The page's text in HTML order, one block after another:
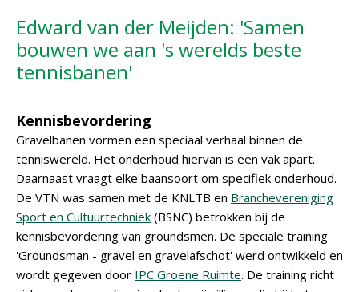
Edward van der Meijden: 'Samen
bouwen we aan 's werelds beste
tennisbanen'
Kennisbevordering
Gravelbanen vormen een speciaal verhaal binnen de
tenniswereld. Het onderhoud hiervan is een vak apart.
Daarnaast vraagt elke baansoort om specifiek onderhoud.
De VTN was samen met de KNLTB en Branchevereniging
Sport en Cultuurtechniek (BSNC) betrokken bij de
kennisbevordering van groundsmen. De speciale training
'Groundsman - gravel en gravelafschot' werd ontwikkeld en
wordt gegeven door IPC Groene Ruimte. De training richt